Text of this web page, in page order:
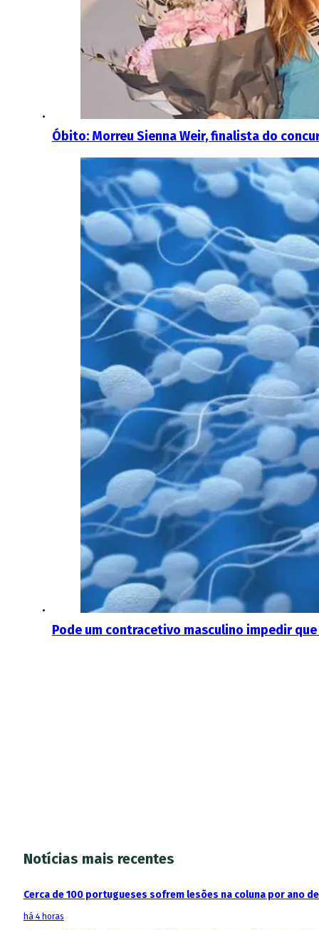
Óbito: Morreu Sienna Weir, finalista do
Pode um contracetivo masculino impedir
Notícias mais recentes
Cerca de 100 portugueses sofrem lesões na coluna por ano
há 4 horas